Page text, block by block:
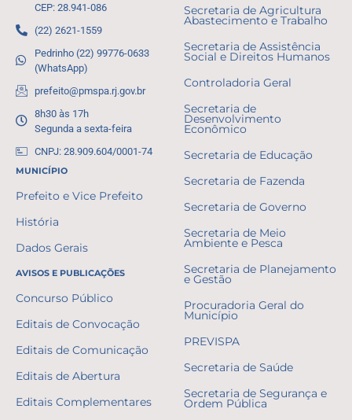
CEP: 28.941-086
(22) 2621-1559
Pedrinho (22) 99776-0633
(WhatsApp)
prefeito@pmspa.rj.gov.br
8h30 às 17h
Segunda a sexta-feira
CNPJ: 28.909.604/0001-74
MUNICÍPIO
Prefeito e Vice Prefeito
História
Dados Gerais
AVISOS E PUBLICAÇÕES
Concurso Público
Editais de Convocação
Editais de Comunicação
Editais de Abertura
Editais Complementares
Secretaria de Agricultura
Abastecimento e Trabalho
Secretaria de Assistência
Social e Direitos Humanos
Controladoria Geral
Secretaria de
Desenvolvimento
Econômico
Secretaria de Educação
Secretaria de Fazenda
Secretaria de Governo
Secretaria de Meio
Ambiente e Pesca
Secretaria de Planejamento
e Gestão
Procuradoria Geral do
Município
PREVISPA
Secretaria de Saúde
Secretaria de Segurança e
Ordem Pública